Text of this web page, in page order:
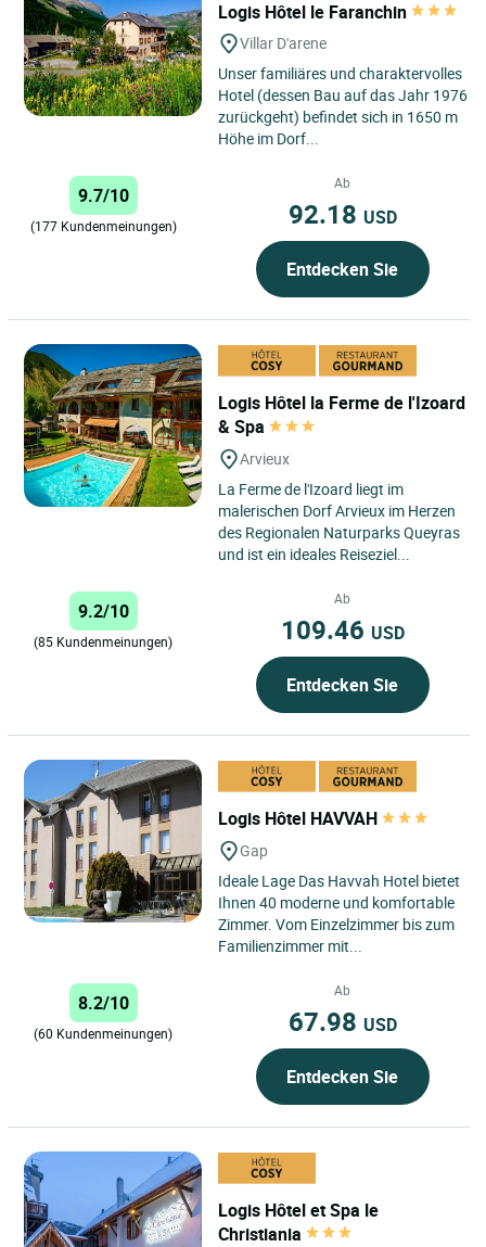
Logis Hôtel le Faranchin
Villar D'arene
Unser familiäres und charaktervolles
Hotel (dessen Bau auf das Jahr 1976
zurückgeht) befindet sich in 1650 m
Höhe im Dorf...
9.7/10
(177 Kundenmeinungen)
Ab
92.18 USD
Entdecken Sie
Logis Hôtel la Ferme de l'Izoard
& Spa
Arvieux
La Ferme de l'Izoard liegt im
malerischen Dorf Arvieux im Herzen
des Regionalen Naturparks Queyras
und ist ein ideales Reiseziel...
9.2/10
(85 Kundenmeinungen)
Ab
109.46 USD
Entdecken Sie
Logis Hôtel HAVVAH
Gap
Ideale Lage Das Havvah Hotel bietet
Ihnen 40 moderne und komfortable
Zimmer. Vom Einzelzimmer bis zum
Familienzimmer mit...
8.2/10
(60 Kundenmeinungen)
Ab
67.98 USD
Entdecken Sie
Logis Hôtel et Spa le
Christiania